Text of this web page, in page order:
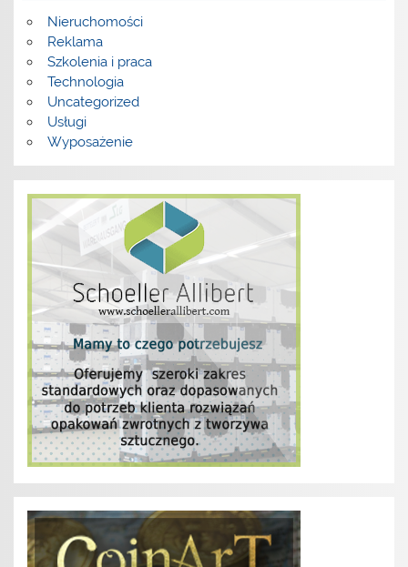
Nieruchomości
Reklama
Szkolenia i praca
Technologia
Uncategorized
Usługi
Wyposażenie